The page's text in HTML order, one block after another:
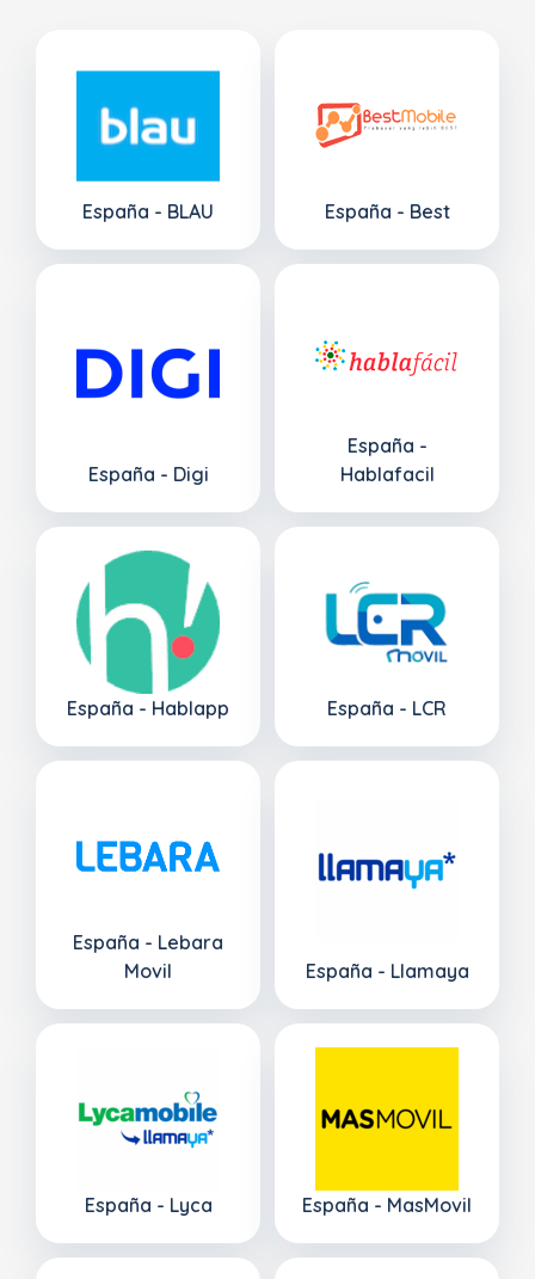
España - BLAU España - Best
España - Digi
España -
Hablafacil
España - Hablapp España - LCR
España - Lebara
Movil
España - Llamaya
España - Lyca España - MasMovil